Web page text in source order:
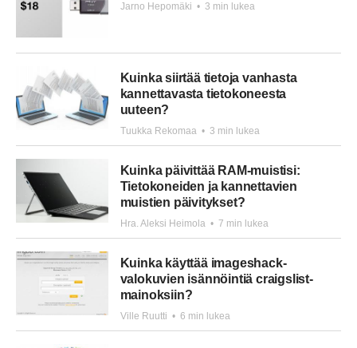
Jarno Hepomäki • 3 min lukea
Kuinka siirtää tietoja vanhasta
kannettavasta tietokoneesta
uuteen?
Tuukka Rekomaa • 3 min lukea
Kuinka päivittää RAM-muistisi:
Tietokoneiden ja kannettavien
muistien päivitykset?
Hra. Aleksi Heimola • 7 min lukea
Kuinka käyttää imageshack-
valokuvien isännöintiä craigslist-
mainoksiin?
Ville Ruutti • 6 min lukea